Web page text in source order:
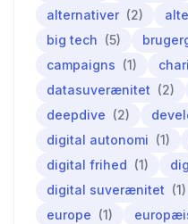
alternativer (2)
big tech (5)
campaigns (1)
datasuverænitet (2)
deepdive (2)
digital autonomi (1)
digital frihed
(1)
digital suverænitet (1)
europe (1)